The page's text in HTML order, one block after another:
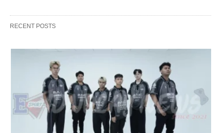
RECENT POSTS